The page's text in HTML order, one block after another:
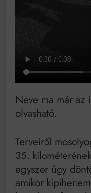
Neve ma már az
olvasható.
Terveiről
35.
egyszer úgy
amikor